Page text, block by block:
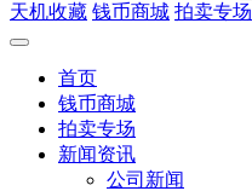
天机收藏 钱币商城 拍卖专场
首页
钱币商城
拍卖专场
新闻资讯
公司新闻